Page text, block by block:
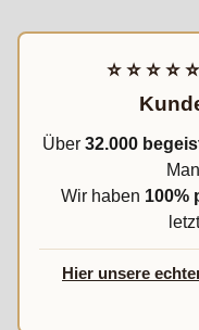
⭐ ⭐ ⭐
Über 32.000
Wir haben 100%
Hier unsere